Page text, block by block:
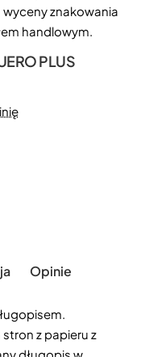
znakowania
handlowym.
PLUS
Opinie
z papieru z